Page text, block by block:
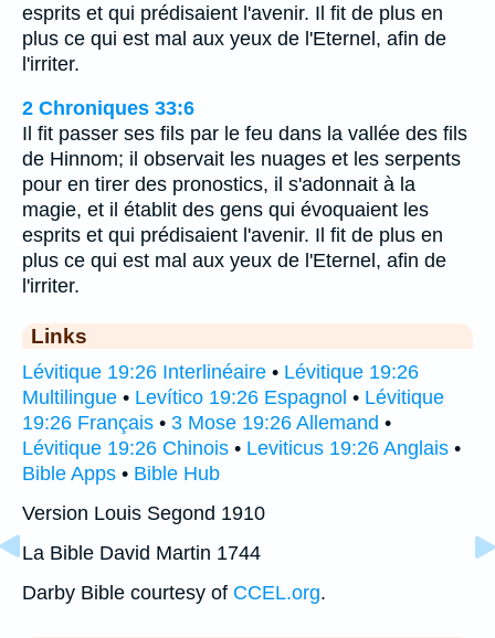
esprits et qui prédisaient l'avenir. Il fit de plus en
plus ce qui est mal aux yeux de l'Eternel, afin de
l'irriter.
2 Chroniques 33:6
Il fit passer ses fils par le feu dans la vallée des fils
de Hinnom; il observait les nuages et les serpents
pour en tirer des pronostics, il s'adonnait à la
magie, et il établit des gens qui évoquaient les
esprits et qui prédisaient l'avenir. Il fit de plus en
plus ce qui est mal aux yeux de l'Eternel, afin de
l'irriter.
Links
Lévitique 19:26 Interlinéaire • Lévitique 19:26
Multilingue • Levítico 19:26 Espagnol • Lévitique
19:26 Français • 3 Mose 19:26 Allemand •
Lévitique 19:26 Chinois • Leviticus 19:26 Anglais •
Bible Apps • Bible Hub
Version Louis Segond 1910
La Bible David Martin 1744
Darby Bible courtesy of CCEL.org.